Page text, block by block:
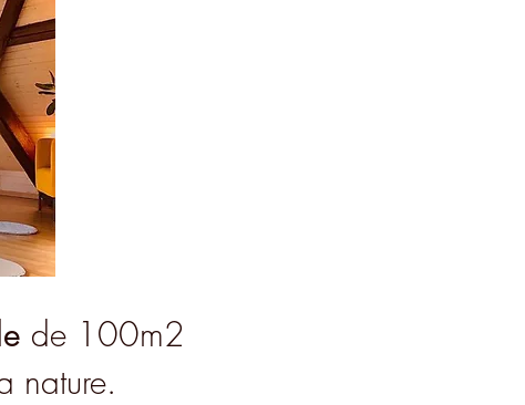
de 100m2
nature.